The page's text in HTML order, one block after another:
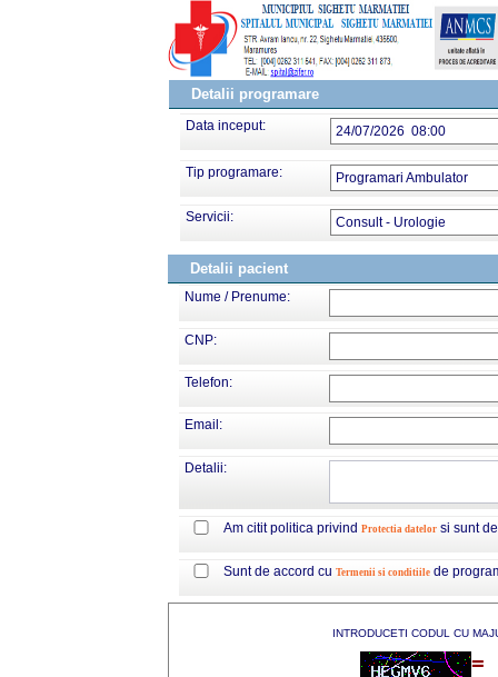
Detalii programare
Data inceput: 24/07/2026 08:00
Tip programare: Programari Ambulator
Servicii: Consult - Urologie
Detalii pacient
Nume / Prenume:
CNP:
Telefon:
Email:
Detalii:
Am citit politica privind Protectia datelor si sunt
Sunt de accord cu Termenii si conditiile de
INTRODUCETI CODUL CU
=